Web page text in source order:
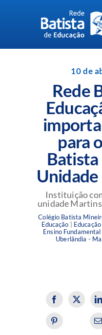
Perguntas
Blog da Rede
10 de
Rede
para
Instituição
unidade Martins
Colégio Batista
Educação
Ensino Fundamental
Uberlândia -